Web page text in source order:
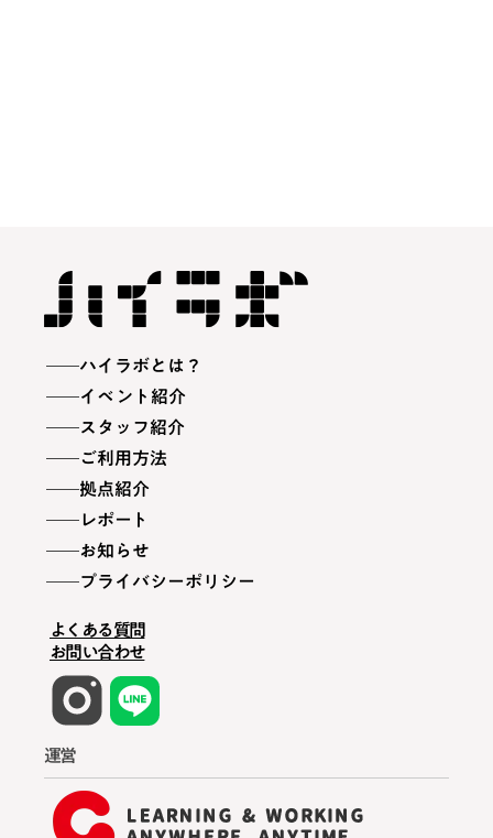
ハイラボとは？
イベント紹介
スタッフ紹介
ご利用方法
拠点紹介
レポート
お知らせ
プライバシーポリシー
よくある質問
お問い合わせ
運営